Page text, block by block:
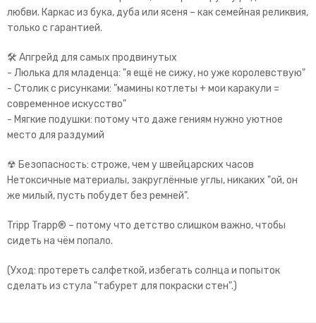
любви. Каркас из бука, дуба или ясеня – как семейная реликвия,
только с гарантией.
🛠 Апгрейд для самых продвинутых
- Люлька для младенца: "я ещё не сижу, но уже королевствую"
- Столик с рисунками: "мамины котлеты + мои каракули =
современное искусство"
- Мягкие подушки: потому что даже гениям нужно уютное
место для раздумий
☢ Безопасность: строже, чем у швейцарских часов
Нетоксичные материалы, закруглённые углы, никаких "ой, он
же милый, пусть побудет без ремней".
Tripp Trapp® – потому что детство слишком важно, чтобы
сидеть на чём попало.
(Уход: протереть салфеткой, избегать солнца и попыток
сделать из стула "табурет для покраски стен".)